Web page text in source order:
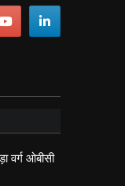
वर्ग ओबीसी